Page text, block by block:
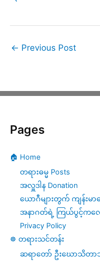
← Previous Post
Pages
🏠 Home
တရားဓမ္မ Posts
အလှူဒါန Donation
ယောဂီများတွက် ကျန်းမာ
အနာဂတ်ရဲ့ ကြယ်ပွင့်ကလေး
Privacy Policy
☸️ တရားသင်တန်း
ဆရာတော် ဦးဃောသိတာဘိ